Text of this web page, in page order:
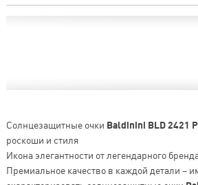
Солнцезащитные очки Baldinini BLD 2421
роскоши и стиля
Икона элегантности от легендарного
Премиальное качество в каждой детали –